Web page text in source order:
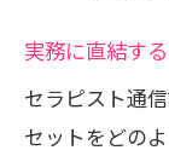
実務に直結す
セラピスト通
セットをどの